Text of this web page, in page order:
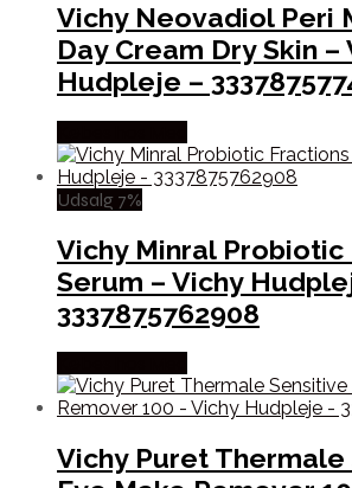
Vichy Neovadiol Peri
Day Cream Dry Skin –
Hudpleje –
Udsalg 7%
Vichy Minral Probiotic
Serum – Vichy
3337875762908
Vichy Puret